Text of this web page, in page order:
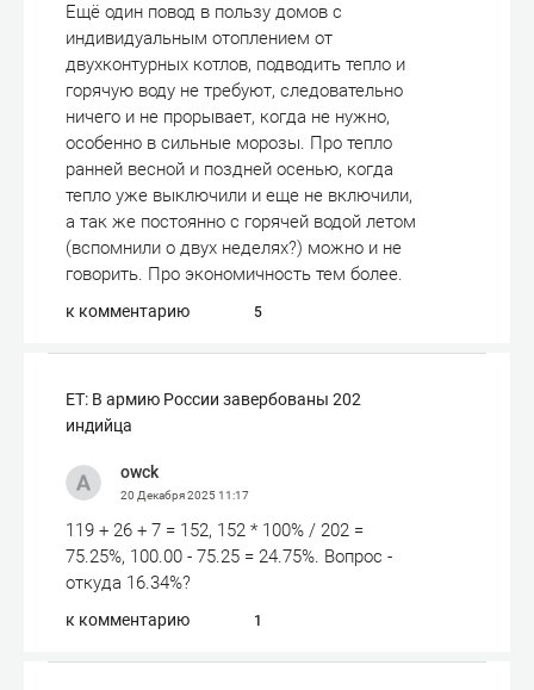
Ещё один повод в пользу домов с
индивидуальным отоплением от
двухконтурных котлов, подводить тепло и
горячую воду не требуют, следовательно
ничего и не прорывает, когда не нужно,
особенно в сильные морозы. Про тепло
ранней весной и поздней осенью, когда
тепло уже выключили и еще не включили,
а так же постоянно с горячей водой летом
(вспомнили о двух неделях?) можно и не
говорить. Про экономичность тем более.
к комментарию 5
ET: В армию России завербованы 202
индийца
owck
20 Декабря 202511:17
119 + 26 + 7 = 152, 152 * 100% / 202 =
75.25%, 100.00 - 75.25 = 24.75%. Вопрос -
откуда 16.34%?
к комментарию 1